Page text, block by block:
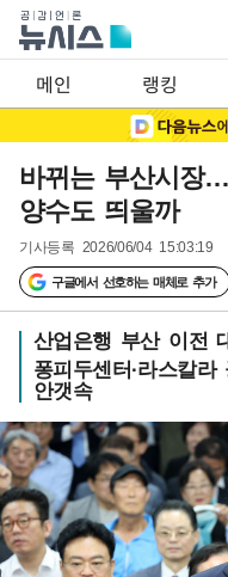
메인 랭킹
바뀌는 부산시장
양수도 띄울까
기사등록 2026/06/04 15:03:19
구글에서 선호하는 매체로 추가
산업은행 부산 이전
퐁피두센터·라스칼
안갯속